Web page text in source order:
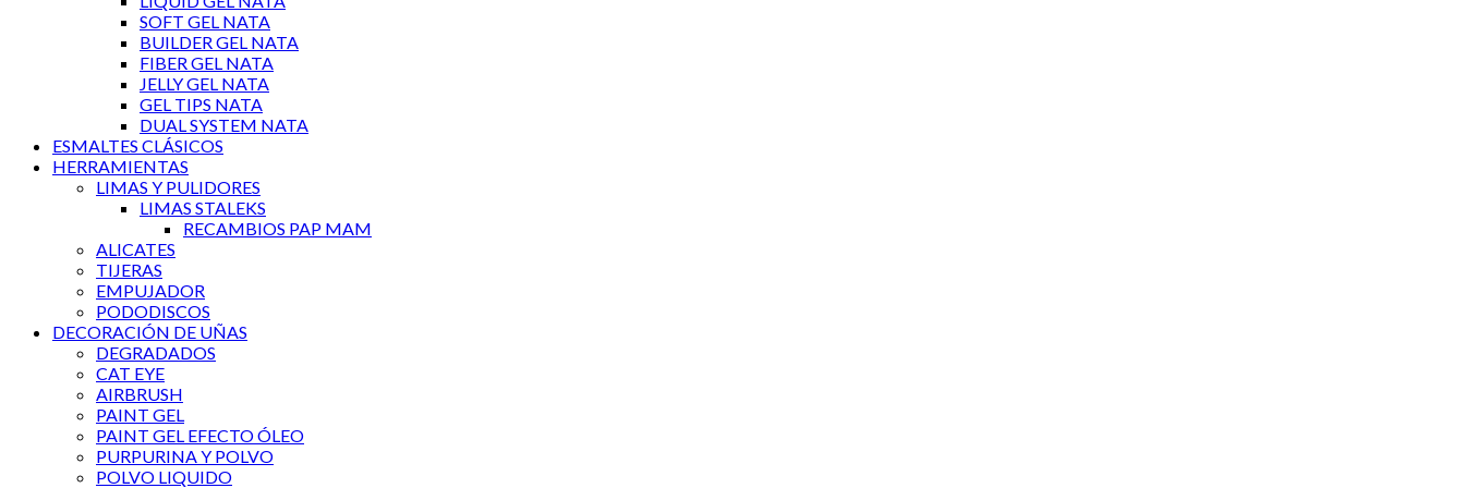
SOFT GEL NATA
BUILDER GEL NATA
FIBER GEL NATA
JELLY GEL NATA
GEL TIPS NATA
DUAL SYSTEM NATA
ESMALTES CLÁSICOS
HERRAMIENTAS
LIMAS Y PULIDORES
LIMAS STALEKS
RECAMBIOS PAP MAM
ALICATES
TIJERAS
EMPUJADOR
PODODISCOS
DECORACIÓN DE UÑAS
DEGRADADOS
CAT EYE
AIRBRUSH
PAINT GEL
PAINT GEL EFECTO ÓLEO
PURPURINA Y POLVO
POLVO LIQUIDO